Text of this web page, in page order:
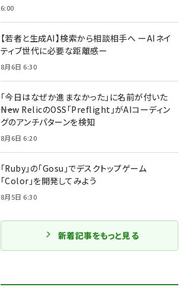
6:00
【若者と生成AI】検索から相談相手へ ーAIネイ
ティブ世代に必要な距離感ー
8月6日 6:30
「今日はなぜか進まなかった」に名前が付いた
――New RelicのOSS「Preflight」がAIコーディン
グのアンチパターンを検知
8月6日 6:20
「Ruby」の「Gosu」でデスクトップゲーム
「Color」を開発してみよう
8月5日 6:30
新着記事をもっと見る